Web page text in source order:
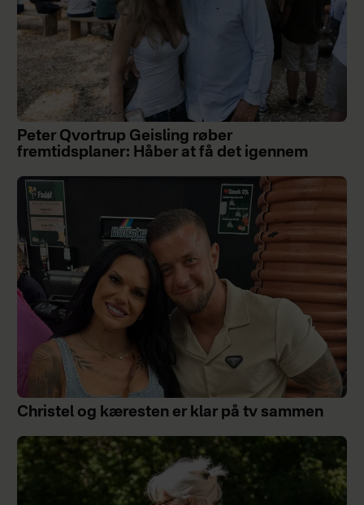
Peter Qvortrup Geisling røber
fremtidsplaner: Håber at få det igennem
Christel og kæresten er klar på tv sammen